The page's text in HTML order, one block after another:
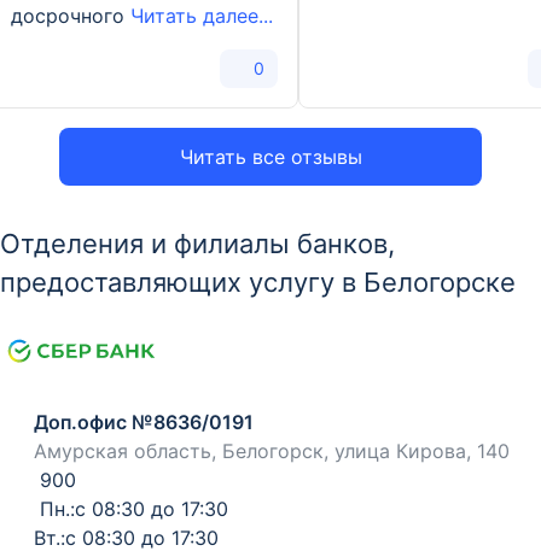
Читать все отзывы
досрочного Читать далее...
0
Отделения и филиалы банков,
предоставляющих услугу в Белогорске
Доп.офис №8636/0191
Амурская область, Белогорск, улица Кирова, 140
900
Пн.:с 08:30 до 17:30
Вт.:с 08:30 до 17:30